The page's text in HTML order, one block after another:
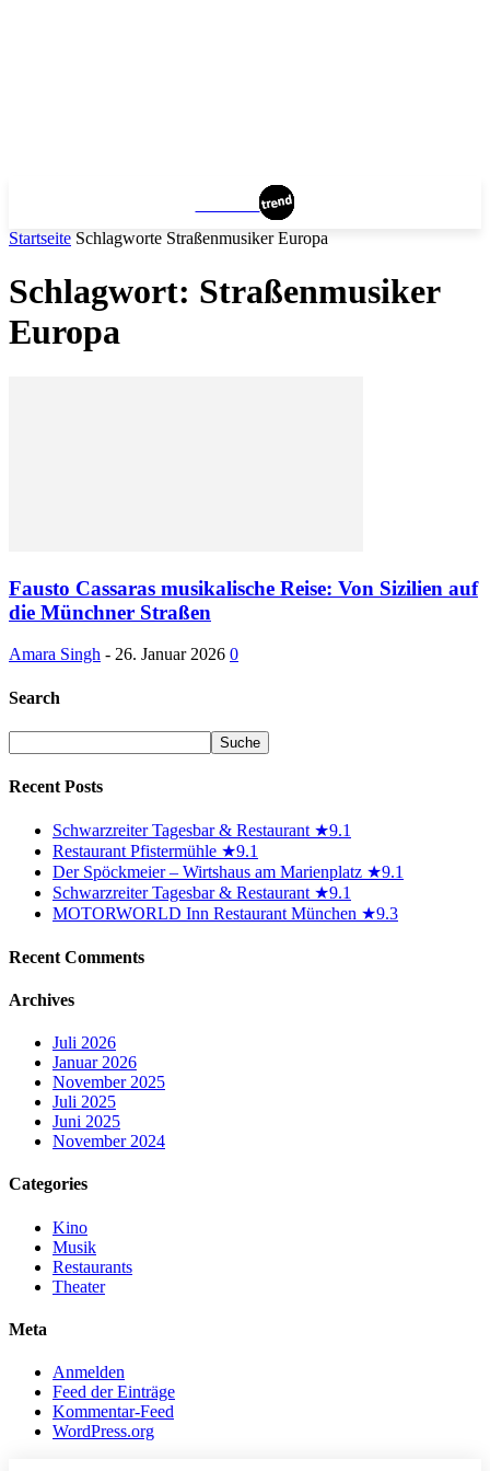
MUNICH
Startseite Schlagworte Straßenmusiker Europa
Schlagwort: Straßenmusiker
Europa
Fausto Cassaras musikalische Reise: Von Sizilien auf
die Münchner Straßen
Amara Singh - 26. Januar 2026 0
Search
Recent Posts
Schwarzreiter Tagesbar & Restaurant ★9.1
Restaurant Pfistermühle ★9.1
Der Spöckmeier – Wirtshaus am Marienplatz ★9.1
Schwarzreiter Tagesbar & Restaurant ★9.1
MOTORWORLD Inn Restaurant München ★9.3
Recent Comments
Archives
Juli 2026
Januar 2026
November 2025
Juli 2025
Juni 2025
November 2024
Categories
Kino
Musik
Restaurants
Theater
Meta
Anmelden
Feed der Einträge
Kommentar-Feed
WordPress.org